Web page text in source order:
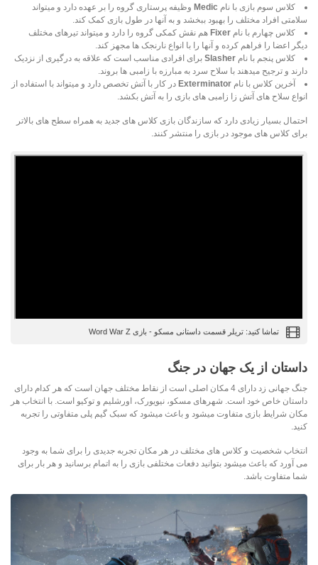
کلاس سوم بازی با نام Medic وظیفه پرستاری گروه را بر عهده دارد و میتواند
سلامتی افراد مختلف را بهبود ببخشد و به آنها در طول بازی کمک کند.
کلاس چهارم با نامFixer هم نقش کمکی گروه را دارد و میتواند تیرهای مختلف
دیگر اعضا را فراهم کرده و آنها را با انواع نارنجک ها مجهز کند.
کلاس پنجم با نامSlasher برای افرادی مناسب است که علاقه به درگیری از نزدیک
دارند و ترجیح میدهند با سلاح سرد به مبارزه با زامبی ها بروند.
آخرین کلاس با نامExterminator در کار با آتش تخصص دارد و میتواند با استفاده از
انواع سلاح های آتش زا زامبی های بازی را به آتش بکشد.
احتمال بسیار زیادی دارد که سازندگان بازی کلاس های جدید به همراه سطح های بالاتر
برای کلاس های موجود در بازی را منتشر کنند.
تماشا کنید: تریلر قسمت داستانی مسکو - بازی Word War Z
داستان از یک جهان در جنگ
جنگ جهانی زد دارای 4 مکان اصلی است از نقاط مختلف جهان است که هر کدام دارای
داستان خاص خود است. شهرهای مسکو، نیویورک، اورشلیم و توکیو است. با انتخاب هر
مکان شرایط بازی متفاوت میشود و باعث میشود که سبک گیم پلی متفاوتی را تجربه
کنید.
انتخاب شخصیت و کلاس های مختلف در هر مکان تجربه جدیدی را برای شما به وجود
می آورد که باعث میشود بتوانید دفعات مختلفی بازی را به اتمام برسانید و هر بار برای
شما متفاوت باشد.